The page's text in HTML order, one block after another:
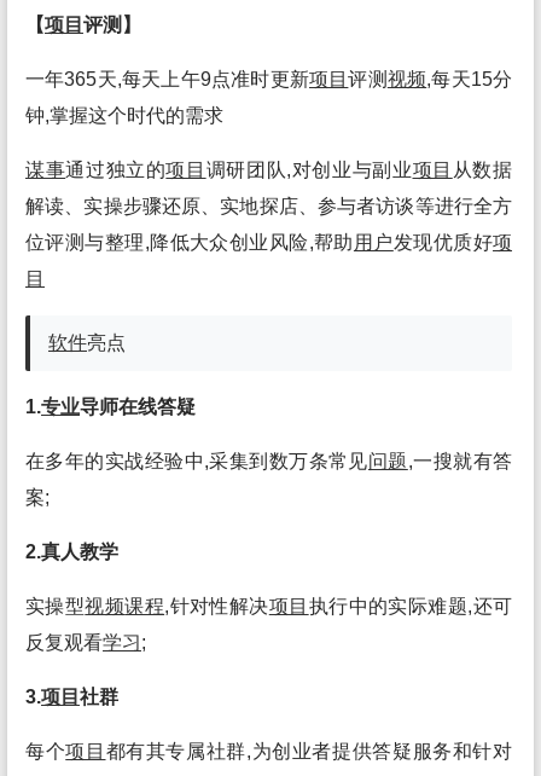
【项目 评测】
一年365天,每天上午9点准时更新项目评测视频,每天15分
钟,掌握这个时代的需求
谋事通过独立的项目 调研团队,对创业与副业项目 从数据
解读、实操步骤还原、实地探店、参与者访谈等进行全方
位评测与整理,降低大众创业风险,帮助 用户发现优质好项
目
软件亮点
1.专业导师在线答疑
在多年的实战经验中,采集到数万条常见问题,一搜就有答
案;
2.真人教学
实操型视频课程,针对性解决项目 执行中的实际难题,还可
反复观看学习;
3.项目 社群
每个项目 都有其专属社群,为创业者提供答疑服务和针对